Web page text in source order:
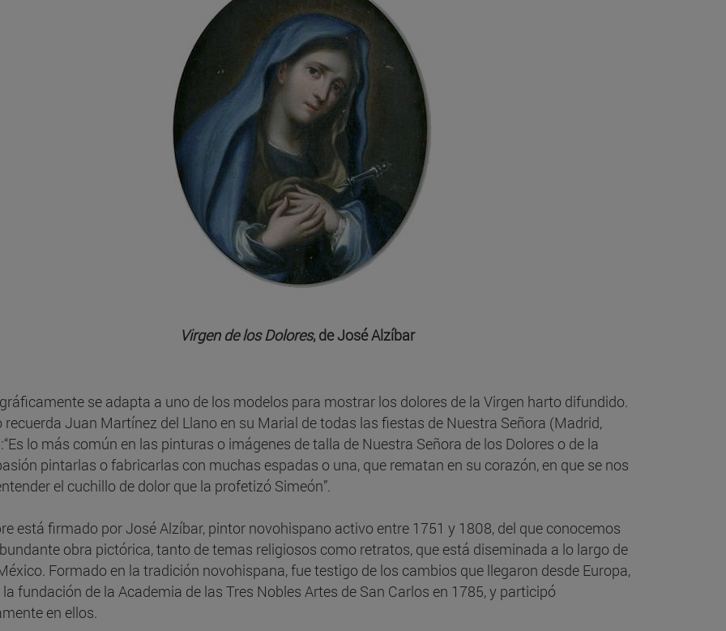
Virgen de los Dolores, de José Alzíbar
se adapta a uno de los modelos para mostrar los dolores de la Virgen harto difundido.
recuerda Juan Martínez del Llano en su Marial de todas las fiestas de Nuestra Señora (Madrid,
lo más común en las pinturas o imágenes de talla de Nuestra Señora de los Dolores o de la
pintarlas o fabricarlas con muchas espadas o una, que rematan en su corazón, en que se nos
el cuchillo de dolor que la profetizó Simeón”.
está firmado por José Alzíbar, pintor novohispano activo entre 1751 y 1808, del que conocemos
obra pictórica, tanto de temas religiosos como retratos, que está diseminada a lo largo de
Formado en la tradición novohispana, fue testigo de los cambios que llegaron desde Europa,
fundación de la Academia de las Tres Nobles Artes de San Carlos en 1785, y participó
en ellos.